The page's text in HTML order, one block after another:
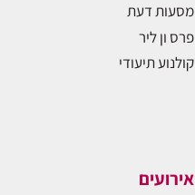
מסעות דעת
פרס ון ליר
קולנוע תיעודי
אירועים